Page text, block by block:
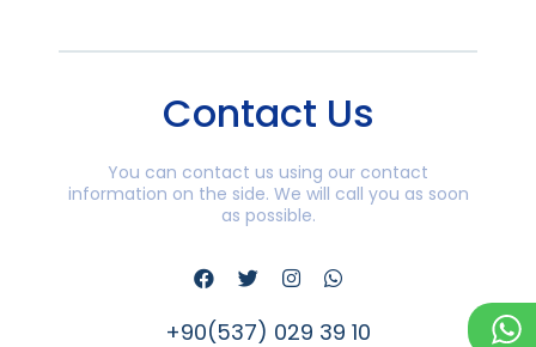
Contact Us
You can contact us using our contact
information on the side. We will call you as soon
as possible.
+90(537) 029 39 10